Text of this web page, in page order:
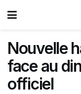
Nouvelle
face au
officiel